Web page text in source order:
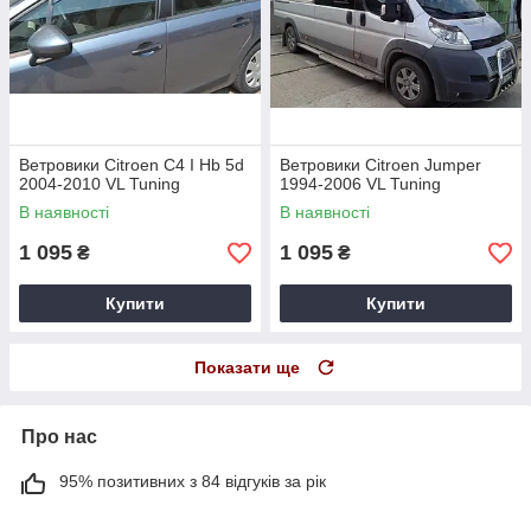
Ветровики Citroen C4 I Hb 5d
2004-2010 VL Tuning
В наявності
1 095 ₴
Купити
Ветровики Citroen Jumper
1994-2006 VL Tuning
В наявності
1 095 ₴
Купити
Показати ще
Про нас
95% позитивних з 84 відгуків за рік